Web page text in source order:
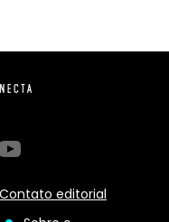
GitHub
Contato editorial